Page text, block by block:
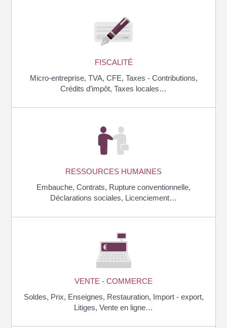
FISCALITÉ
Micro-entreprise, TVA, CFE, Taxes - Contributions,
Crédits d’impôt, Taxes locales…
RESSOURCES HUMAINES
Embauche, Contrats, Rupture conventionnelle,
Déclarations sociales, Licenciement…
VENTE - COMMERCE
Soldes, Prix, Enseignes, Restauration, Import - export,
Litiges, Vente en ligne…